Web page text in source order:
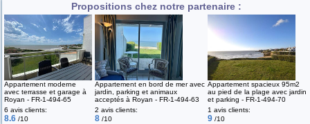
Propositions chez notre partenaire :
Appartement moderne
avec terrasse et garage à
Royan - FR-1-494-65
Appartement en bord de mer avec
jardin, parking et animaux
acceptés à Royan - FR-1-494-63
Appartement spacieux 95m2
au pied de la plage avec jardin
et parking - FR-1-494-70
6 avis clients:
8.6 /10
2 avis clients:
8 /10
1 avis clients:
9 /10